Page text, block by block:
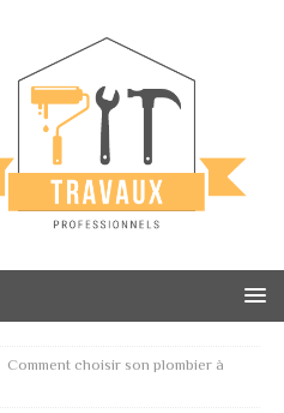
Comment choisir son plombier à